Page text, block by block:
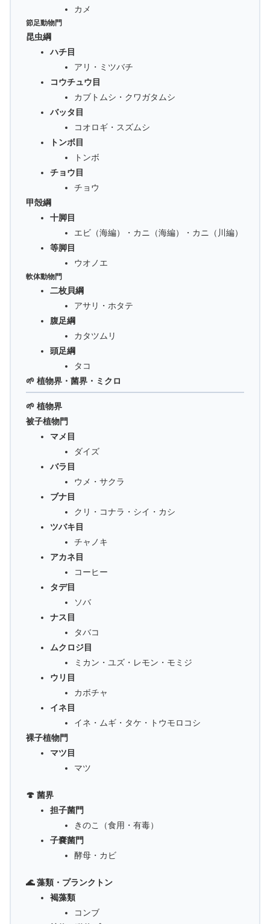
カメ
節足動物門
昆虫綱
ハチ目
アリ・ミツバチ
コウチュウ目
カブトムシ・クワガタムシ
バッタ目
コオロギ・スズムシ
トンボ目
トンボ
チョウ目
チョウ
甲殻綱
十脚目
エビ（海編）・カニ（海編）・カニ（川編）
等脚目
ウオノエ
軟体動物門
二枚貝綱
アサリ・ホタテ
腹足綱
カタツムリ
頭足綱
タコ
🌱 植物界・菌界・ミクロ
🌱 植物界
被子植物門
マメ目
ダイズ
バラ目
ウメ・サクラ
ブナ目
クリ・コナラ・シイ・カシ
ツバキ目
チャノキ
アカネ目
コーヒー
タデ目
ソバ
ナス目
タバコ
ムクロジ目
ミカン・ユズ・レモン・モミジ
ウリ目
カボチャ
イネ目
イネ・ムギ・タケ・トウモロコシ
裸子植物門
マツ目
マツ
🍄 菌界
担子菌門
きのこ（食用・有毒）
子嚢菌門
酵母・カビ
🌊 藻類・プランクトン
褐藻類
コンブ